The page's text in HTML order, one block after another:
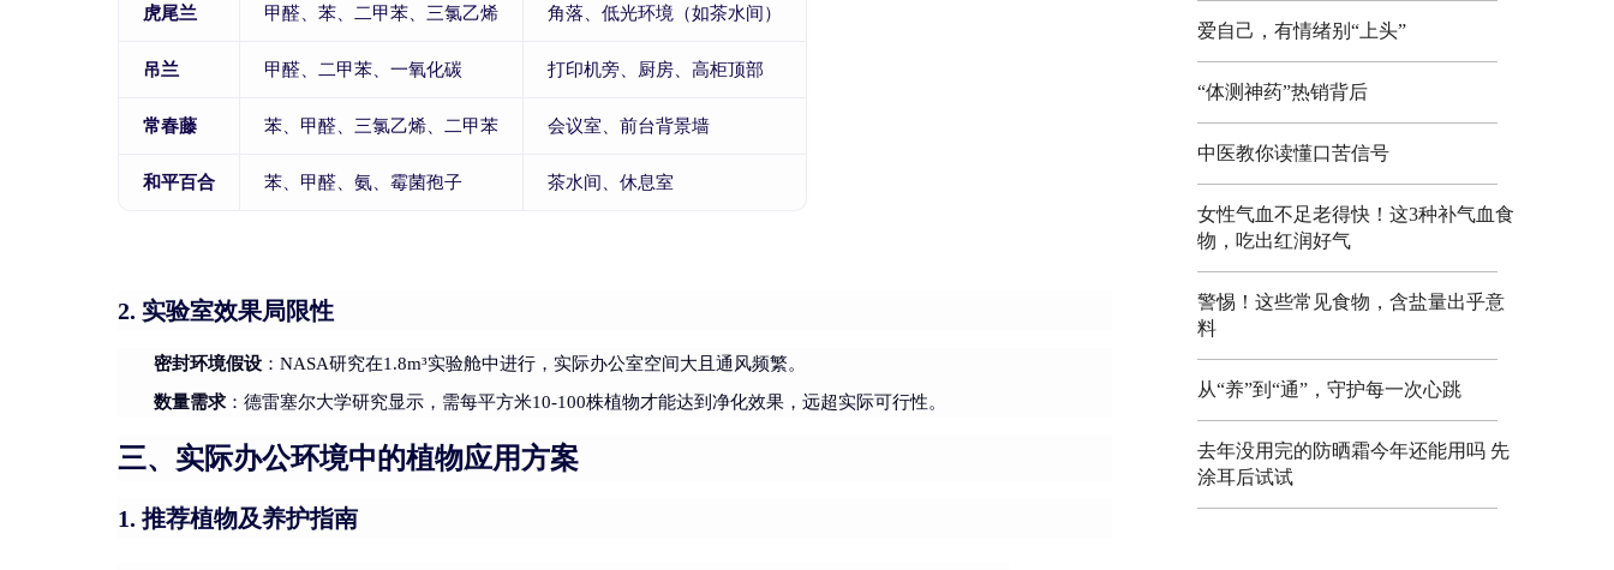
虎尾兰 甲醛、苯、二甲苯、三氯乙烯 角落、低光环境（如茶水间）
吊兰 甲醛、二甲苯、一氧化碳 打印机旁、厨房、高柜顶部
常春藤 苯、甲醛、三氯乙烯、二甲苯 会议室、前台背景墙
和平百合 苯、甲醛、氨、霉菌孢子 茶水间、休息室
2. 实验室效果局限性
密封环境假设 ：NASA研究在1.8m³实验舱中进行，实际办公室空间大且通风频繁。
数量需求 ：德雷塞尔大学研究显示，需每平方米10-100株植物才能达到净化效果，远超实际可行性。
三、实际办公环境中的植物应用方案
1. 推荐植物及养护指南
爱自己，有情绪别“上头”
“体测神药”热销背后
中医教你读懂口苦信号
女性气血不足老得快！这3种补气血食
物，吃出红润好气
警惕！这些常见食物，含盐量出乎意
料
从“养”到“通”，守护每一次心跳
去年没用完的防晒霜今年还能用吗 先
涂耳后试试